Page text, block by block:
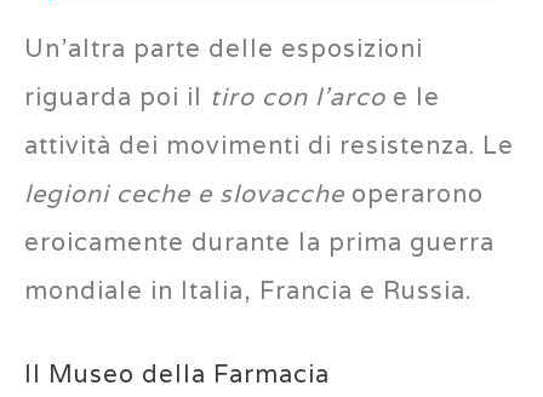
Un’altra parte delle esposizioni
riguarda poi il tiro con l’arco e le
attività dei movimenti di resistenza. Le
legioni ceche e slovacche operarono
eroicamente durante la prima guerra
mondiale in Italia, Francia e Russia.
Il Museo della Farmacia